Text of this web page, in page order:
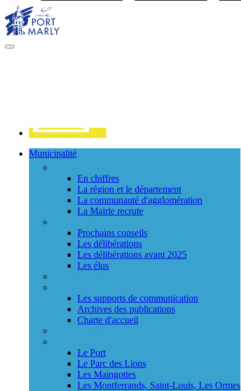
MENU
Municipalité
En chiffres
La région et le département
La communauté d'agglomération
La Mairie recrute
Prochains conseils
Les délibérations
Les délibérations avant 2025
Les élus
Les supports de communication
Archives des publications
Charte d'accueil
Le Port
Le Parc des Lions
Les Maingottes
Les Montferrands, Saint-Louis, Les Ormes